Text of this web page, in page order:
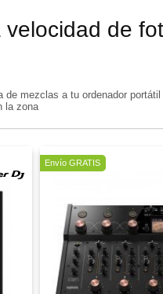
de
mezclas a tu ordenador
la zona
Oferta
Envío GRATIS